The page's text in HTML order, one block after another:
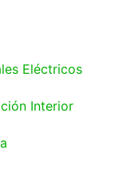
Eléctricos
Interior